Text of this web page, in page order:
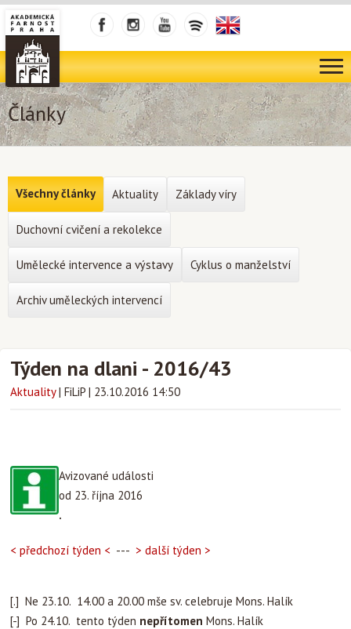
Články
Týden na dlani - 2016/43
Aktuality | FiLiP | 23.10.2016 14:50
Avizované události
od 23. října 2016
.
< předchozí týden < --- > další týden >
[.] Ne 23.10. 14.00 a 20.00 mše sv. celebruje Mons. Halík
[-] Po 24.10. tento týden nepřítomen Mons. Halík
Všechny články Aktuality Základy víry
Duchovní cvičení a rekolekce
Umělecké intervence a výstavy Cyklus o manželství
Archiv uměleckých intervencí